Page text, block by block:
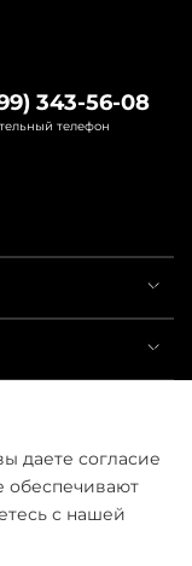
343-56-08
телефон
труб оптом и в
даете согласие
обеспечивают
с нашей